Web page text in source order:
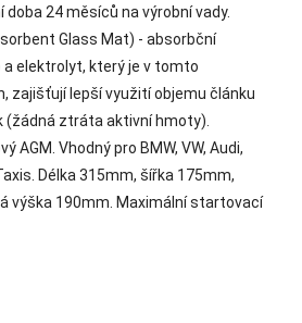
24 měsíců na výrobní vady.
Glass Mat) - absorbční
a elektrolyt, který je v tomto
zajišťují lepší využití objemu článku
(žádná ztráta aktivní hmoty).
AGM. Vhodný pro BMW, VW, Audi,
Délka 315mm, šířka 175mm,
výška 190mm. Maximální startovací